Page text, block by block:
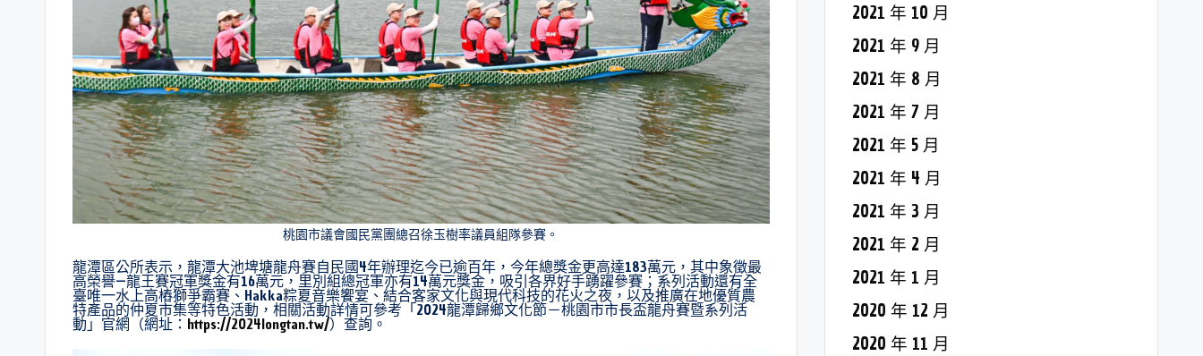
桃園市議會國民黨團總召徐玉樹率議員組隊參賽。
龍潭區公所表示，龍潭大池埤塘龍舟賽自民國4年辦理迄今已逾百年，今年總獎金更高達183萬元，其中象徵最
高榮譽—龍王賽冠軍獎金有16萬元，里別組總冠軍亦有14萬元獎金，吸引各界好手踴躍參賽；系列活動還有全
臺唯一水上高樁獅爭霸賽、Hakka粽夏音樂饗宴、結合客家文化與現代科技的花火之夜，以及推廣在地優質農
特產品的仲夏市集等特色活動，相關活動詳情可參考「2024龍潭歸鄉文化節－桃園市市長盃龍舟賽暨系列活
動」官網（網址： https://2024longtan.tw/）查詢。
2021 年 10 月
2021 年 9 月
2021 年 8 月
2021 年 7 月
2021 年 5 月
2021 年 4 月
2021 年 3 月
2021 年 2 月
2021 年 1 月
2020 年 12 月
2020 年 11 月